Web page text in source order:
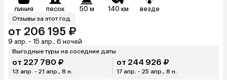
линия песок 50 м 140 км везде
Отзывы за этот год
от 206 195 ₽
9 апр. - 15 апр., 6 ночей
Выгодные туры на соседние даты
от 227 780 ₽
13 апр. - 21 апр., 8 н.
от 244 926 ₽
17 апр. - 25 апр., 8 н.